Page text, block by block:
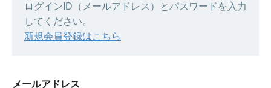
ログインID（メールアドレス）とパスワードを入力
してください。
新規会員登録はこちら
メールアドレス